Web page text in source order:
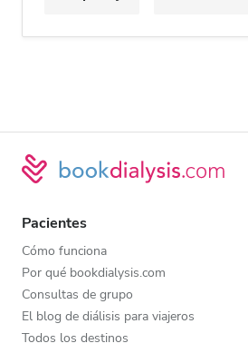
Pacientes
Cómo funciona
Por qué bookdialysis.com
Consultas de grupo
El blog de diálisis para viajeros
Todos los destinos